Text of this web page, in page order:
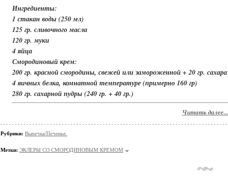
Ингредиенты:
1 стакан воды (250 мл)
125 гр. сливочного масла
120 гр. муки
4 яйца
Смородиновый крем:
200 гр. красной смородины, свежей или замороженной + 20 гр. сахара
4 яичных белка, комнатной температуре (примерно 160 гр)
280 гр. сахарной пудры (240 гр. + 40 гр.)
Читать далее...
Рубрики: Выпечка/Печенье.
Метки: ЭКЛЕРЫ СО СМОРОДИНОВЫМ КРЕМОМ